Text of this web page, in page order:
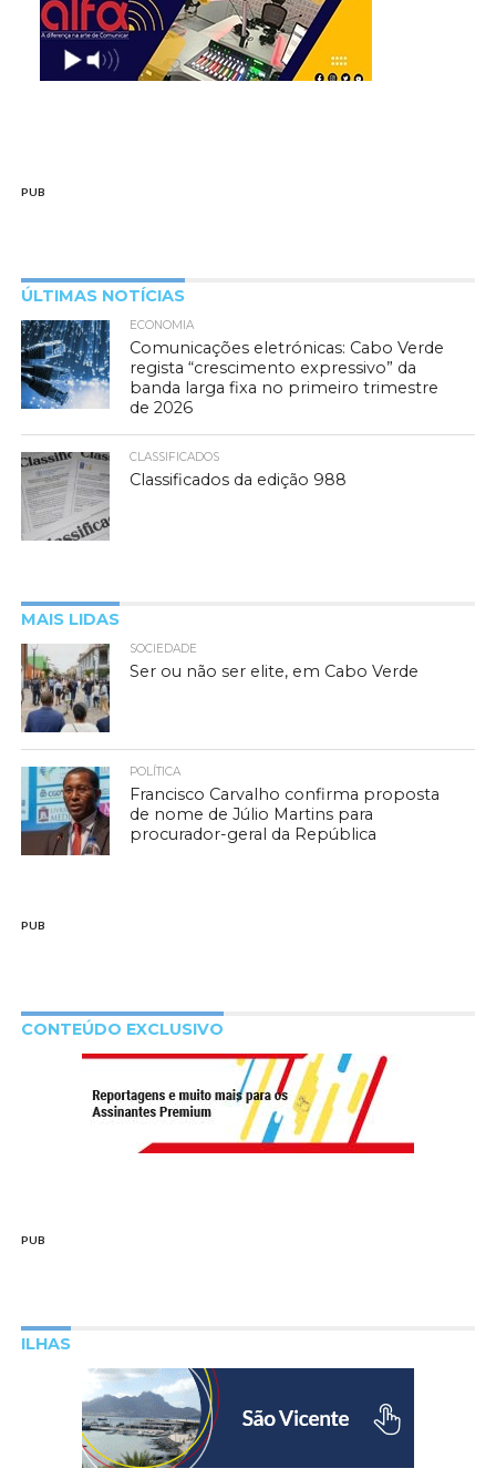
PUB
ÚLTIMAS NOTÍCIAS
ECONOMIA
Comunicações eletrónicas: Cabo Verde
regista “crescimento expressivo” da
banda larga fixa no primeiro trimestre
de 2026
CLASSIFICADOS
Classificados da edição 988
MAIS LIDAS
SOCIEDADE
Ser ou não ser elite, em Cabo Verde
POLÍTICA
Francisco Carvalho confirma proposta
de nome de Júlio Martins para
procurador-geral da República
PUB
CONTEÚDO EXCLUSIVO
PUB
ILHAS